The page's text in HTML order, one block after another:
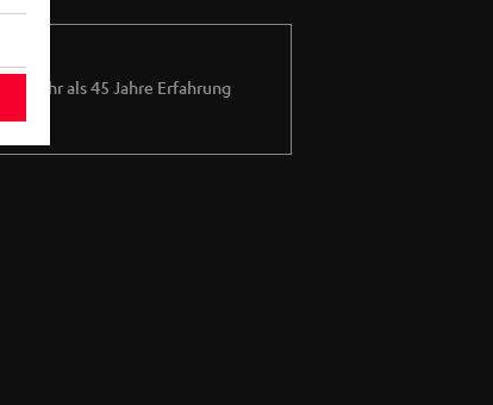
Mehr als 45 Jahre Erfahrung